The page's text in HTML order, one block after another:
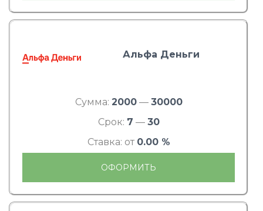
Альфа Деньги
Сумма: 2000— 30000
Срок: 7 — 30
Ставка: от 0.00 %
ОФОРМИТЬ